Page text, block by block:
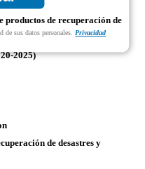
de sus datos personales. Privacidad
productos de recuperación de
2025)
de desastres y